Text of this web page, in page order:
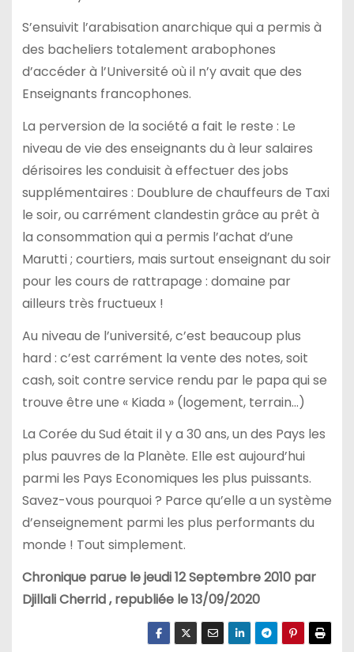
S’ensuivit l’arabisation anarchique qui a permis à
des bacheliers totalement arabophones
d’accéder à l’Université où il n’y avait que des
Enseignants francophones.
La perversion de la société a fait le reste : Le
niveau de vie des enseignants du à leur salaires
dérisoires les conduisit à effectuer des jobs
supplémentaires : Doublure de chauffeurs de Taxi
le soir, ou carrément clandestin grâce au prêt à
la consommation qui a permis l’achat d’une
Marutti ; courtiers, mais surtout enseignant du soir
pour les cours de rattrapage : domaine par
ailleurs très fructueux !
Au niveau de l’université, c’est beaucoup plus
hard : c’est carrément la vente des notes, soit
cash, soit contre service rendu par le papa qui se
trouve être une « Kiada » (logement, terrain…)
La Corée du Sud était il y a 30 ans, un des Pays les
plus pauvres de la Planète. Elle est aujourd’hui
parmi les Pays Economiques les plus puissants.
Savez-vous pourquoi ? Parce qu’elle a un système
d’enseignement parmi les plus performants du
monde ! Tout simplement.
Chronique parue le jeudi 12 Septembre 2010 par
Djillali Cherrid , republiée le 13/09/2020